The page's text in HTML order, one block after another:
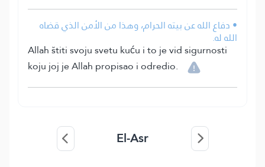
• دفاع الله عن بيته الحرام، وهذا من الأمن الذي قضاه
الله له.
Allah štiti svoju svetu kuću i to je vid sigurnosti
koju joj je Allah propisao i odredio.
El-Asr